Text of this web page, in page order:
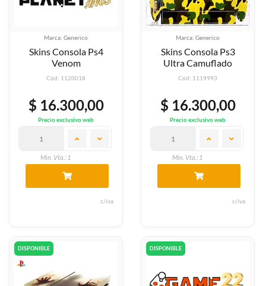
Marca: Generico
Skins Consola Ps4
Venom
Cód: 1120018
$ 16.300,00
Precio exclusivo web
Min. Vta.: 1
c/iva
Marca: Generico
Skins Consola Ps3
Ultra Camuflado
Cód: 1119993
$ 16.300,00
Precio exclusivo web
Min. Vta.: 1
c/iva
DISPONIBLE DISPONIBLE